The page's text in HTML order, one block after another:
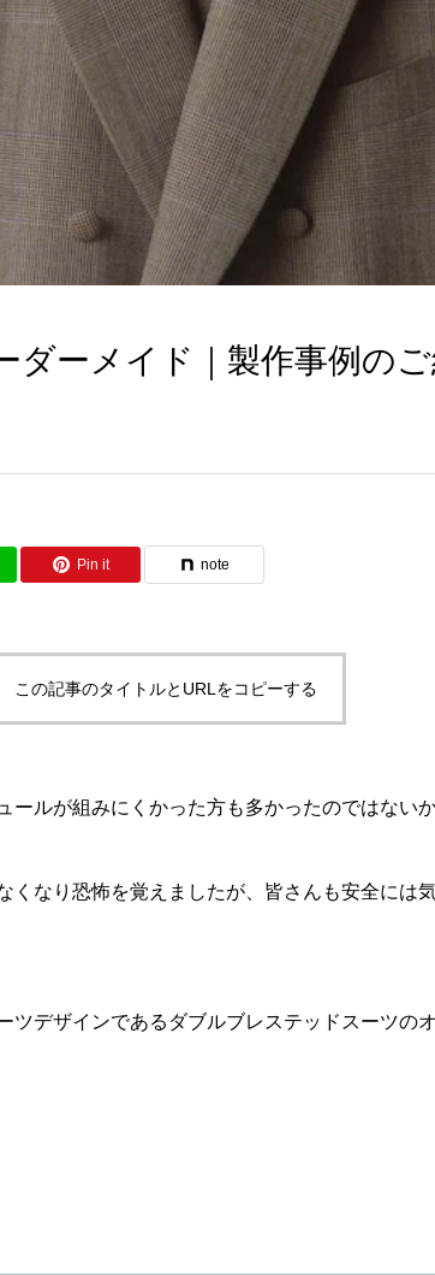
ダーメイド｜製作事例の
Pin it note
この記事のタイトルとURLをコピーする
ールが組みにくかった方も多かったのではない
くなり恐怖を覚えましたが、皆さんも安全には
ツデザインであるダブルブレステッドスーツの